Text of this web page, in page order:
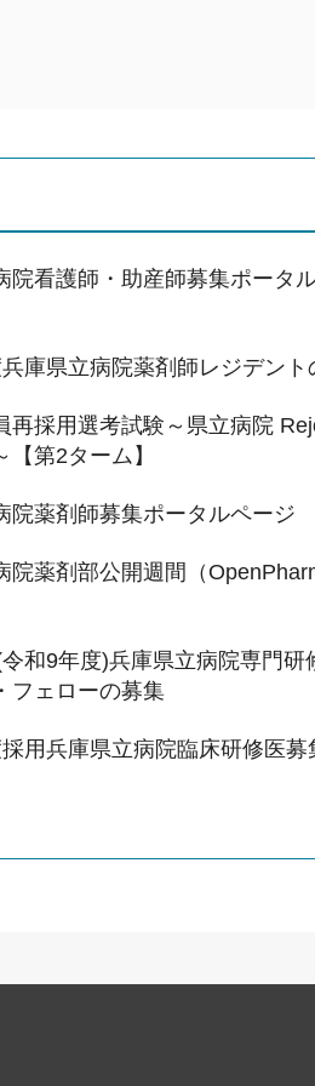
院看護師・助産師募集ポータ
庫県立病院薬剤師レジデント
再採用選考試験～県立病院
【第2ターム】
院薬剤師募集ポータルページ
院薬剤部公開週間（
和9年度)兵庫県立病院専門研
フェローの募集
用兵庫県立病院臨床研修医募